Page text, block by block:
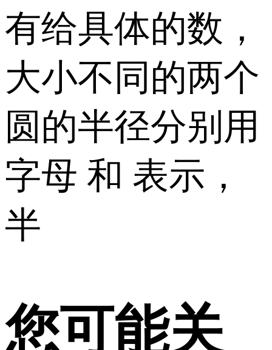
有给具体的数，
大小不同的两个
圆的半径分别用
字母 和 表示，
半
您可能关